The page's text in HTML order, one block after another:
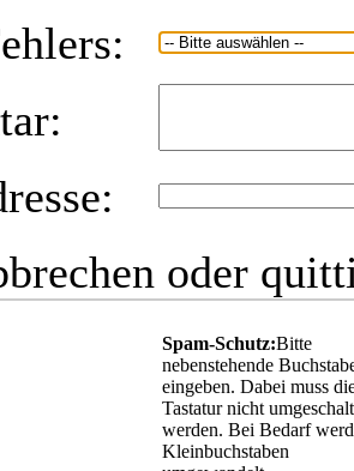
oder
Spam-Schutz:Bitte
nebenstehende
eingeben. Dabei muss
Tastatur nicht
werden. Bei Bedarf
Kleinbuchstaben